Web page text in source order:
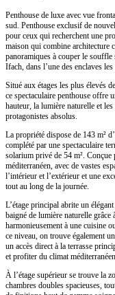
Penthouse de luxe avec vue
sud. Penthouse exclusif de
pour ceux qui recherchent une
maison qui combine architecture
panoramiques à couper le
Ifach, dans l’une des enclaves
Situé aux étages les plus élevés
ce spectaculaire penthouse offre
hauteur, la lumière naturelle et
protagonistes absolus.
La propriété dispose de 143 m²
complété par une spectaculaire
solarium privé de 54 m².
méditerranéen, avec de vastes
l’intérieur et l’extérieur et une
tout au long de la journée.
L’étage principal abrite un
baigné de lumière naturelle grâce
harmonieusement à une cuisine
ce niveau, on trouve également
un accès direct à la terrasse
et profiter du climat
À l’étage supérieur se trouve la
chambres doubles spacieuses,